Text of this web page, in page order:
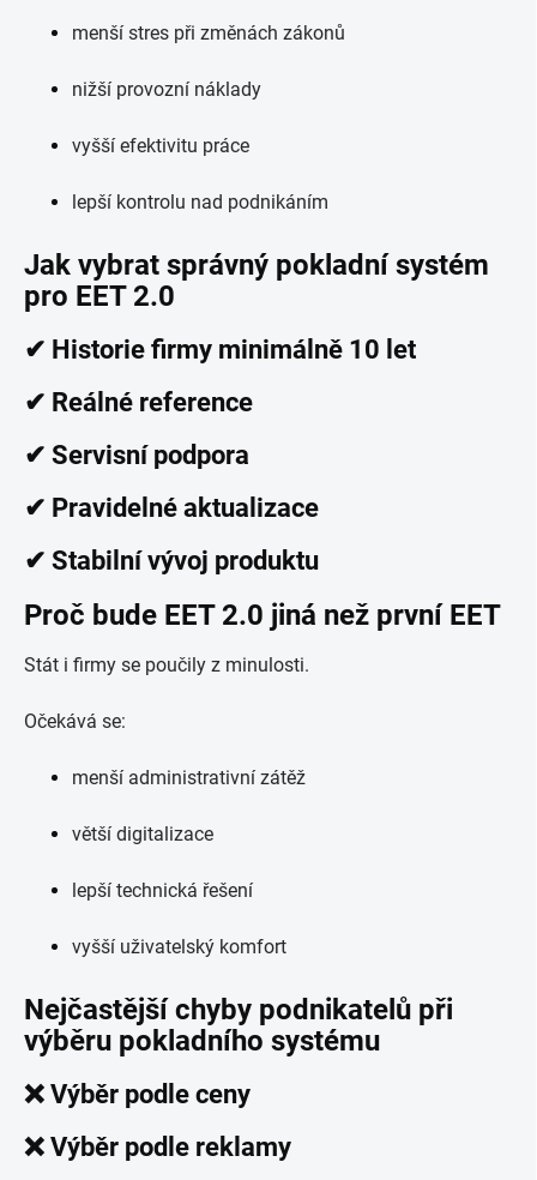
menší stres při změnách zákonů
nižší provozní náklady
vyšší efektivitu práce
lepší kontrolu nad podnikáním
Jak vybrat správný pokladní systém
pro EET 2.0
✔ Historie firmy minimálně 10 let
✔ Reálné reference
✔ Servisní podpora
✔ Pravidelné aktualizace
✔ Stabilní vývoj produktu
Proč bude EET 2.0 jiná než první EET
Stát i firmy se poučily z minulosti.
Očekává se:
menší administrativní zátěž
větší digitalizace
lepší technická řešení
vyšší uživatelský komfort
Nejčastější chyby podnikatelů při
výběru pokladního systému
❌ Výběr podle ceny
❌ Výběr podle reklamy